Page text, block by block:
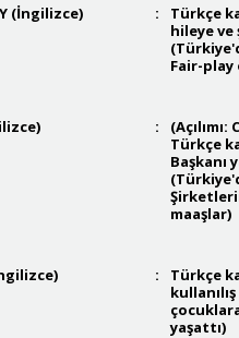
(İngilizce) :
Türkçe
hileye
Fair-
:
Türkçe
Başkanı
maaşlar)
:
Türkçe
yaşattı)